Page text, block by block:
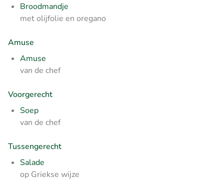
Broodmandje
met olijfolie en oregano
Amuse
Amuse
van de chef
Voorgerecht
Soep
van de chef
Tussengerecht
Salade
op Griekse wijze